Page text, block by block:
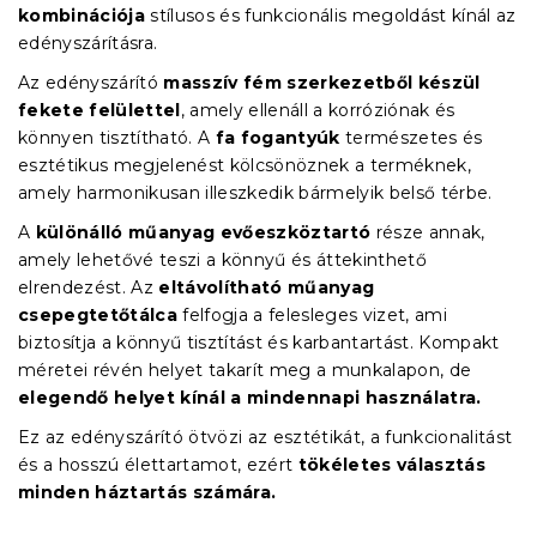
kombinációja stílusos és funkcionális megoldást kínál az
edényszárításra.
Az edényszárító masszív fém szerkezetből készül
fekete felülettel, amely ellenáll a korróziónak és
könnyen tisztítható. A fa fogantyúk természetes és
esztétikus megjelenést kölcsönöznek a terméknek,
amely harmonikusan illeszkedik bármelyik belső térbe.
A különálló műanyag evőeszköztartó része annak,
amely lehetővé teszi a könnyű és áttekinthető
elrendezést. Az eltávolítható műanyag
csepegtetőtálca felfogja a felesleges vizet, ami
biztosítja a könnyű tisztítást és karbantartást. Kompakt
méretei révén helyet takarít meg a munkalapon, de
elegendő helyet kínál a mindennapi használatra.
Ez az edényszárító ötvözi az esztétikát, a funkcionalitást
és a hosszú élettartamot, ezért tökéletes választás
minden háztartás számára.